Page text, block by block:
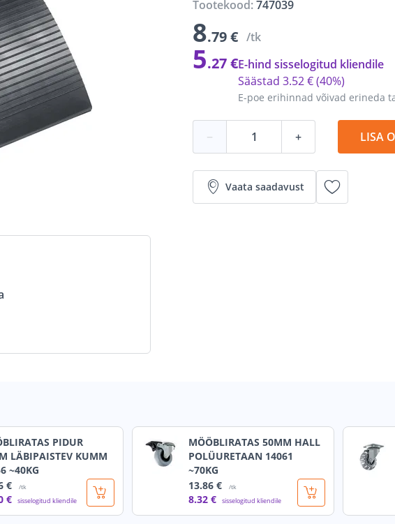
Tootekood:747039
8.79 € /tk
5.27 €
E-poe erihinnad võivad erineda
Säästad 3.52 €(40%)
E-hind sisselogitud kliendile
− + LISA
Vaata saadavust
PIDUR
LÄBIPAISTEV KUMM
~40KG
€ /tk
€ sisselogitud kliendile
MÖÖBLIRATAS 50MM HALL
POLÜURETAAN 14061
~70KG
13.86 € /tk
8.32 € sisselogitud kliendile